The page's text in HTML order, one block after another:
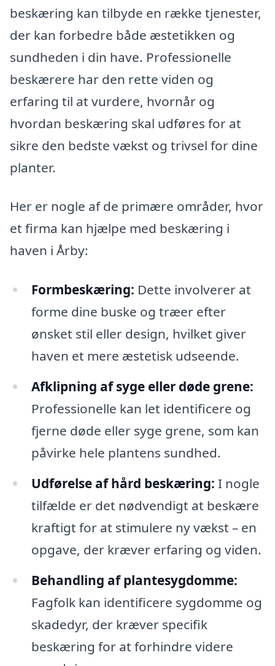
beskæring kan tilbyde en række tjenester,
der kan forbedre både æstetikken og
sundheden i din have. Professionelle
beskærere har den rette viden og
erfaring til at vurdere, hvornår og
hvordan beskæring skal udføres for at
sikre den bedste vækst og trivsel for dine
planter.
Her er nogle af de primære områder, hvor
et firma kan hjælpe med beskæring i
haven i Årby:
Formbeskæring: Dette involverer at
forme dine buske og træer efter
ønsket stil eller design, hvilket giver
haven et mere æstetisk udseende.
Afklipning af syge eller døde grene:
Professionelle kan let identificere og
fjerne døde eller syge grene, som kan
påvirke hele plantens sundhed.
Udførelse af hård beskæring: I nogle
tilfælde er det nødvendigt at beskære
kraftigt for at stimulere ny vækst – en
opgave, der kræver erfaring og viden.
Behandling af plantesygdomme:
Fagfolk kan identificere sygdomme og
skadedyr, der kræver specifik
beskæring for at forhindre videre